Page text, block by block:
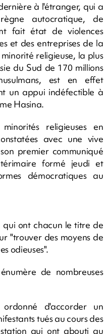
à l'étranger, qui a
autocratique, de
fait état de violences
et des entreprises de la
religieuse, la plus
du Sud de 170 millions
est en effet
un appui indéfectible à
Hasina.
religieuses en
avec une vive
premier communiqué
formé jeudi et
démocratiques au
qui ont chacun le titre de
"trouver des moyens de
odieuses".
de nombreuses
d'accorder un
tués au cours des
qui ont abouti au